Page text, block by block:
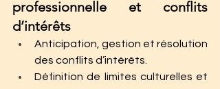
professionnelle et conflits
d’intérêts
Anticipation, gestion et résolution
des conflits d’intérêts.
Définition de limites culturelles et